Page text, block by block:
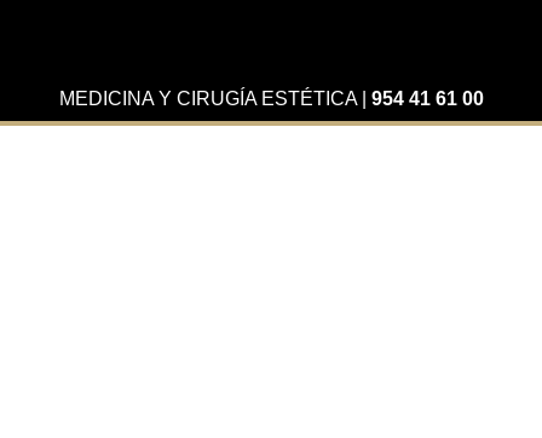
MEDICINA Y CIRUGÍA ESTÉTICA| 954 41 61 00